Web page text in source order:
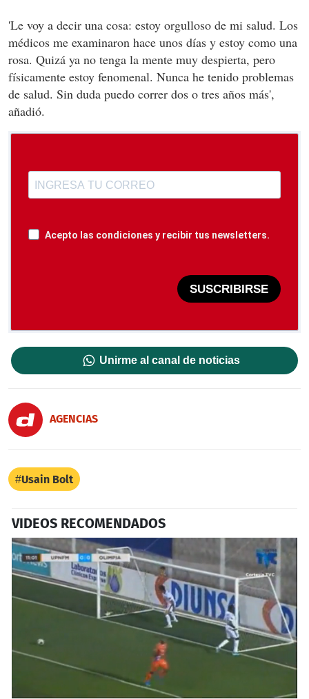
'Le voy a decir una cosa: estoy orgulloso de mi salud. Los
médicos me examinaron hace unos días y estoy como una
rosa. Quizá ya no tenga la mente muy despierta, pero
físicamente estoy fenomenal. Nunca he tenido problemas
de salud. Sin duda puedo correr dos o tres años más',
añadió.
Acepto las condiciones y recibir tus newsletters.
SUSCRIBIRSE
Unirme al canal de noticias
AGENCIAS
Usain Bolt
VIDEOS RECOMENDADOS